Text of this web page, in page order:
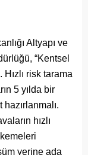
Altyapı ve
“Kentsel
risk tarama
5 yılda bir
hızlı
yerine ada